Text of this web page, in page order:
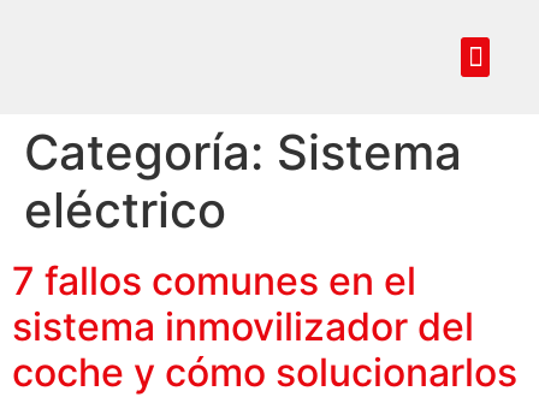
Categoría: Sistema
eléctrico
7 fallos comunes en el
sistema inmovilizador del
coche y cómo solucionarlos